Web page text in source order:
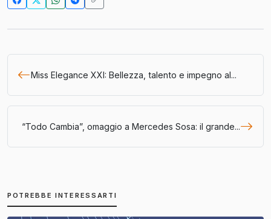
Miss Elegance XXI: Bellezza, talento e impegno al...
“Todo Cambia”, omaggio a Mercedes Sosa: il grande...
POTREBBE INTERESSARTI